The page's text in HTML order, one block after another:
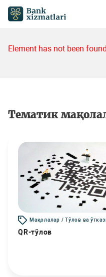
Element has not been
Тематик
Мақолалар / Тўлов ва
QR-тўлов